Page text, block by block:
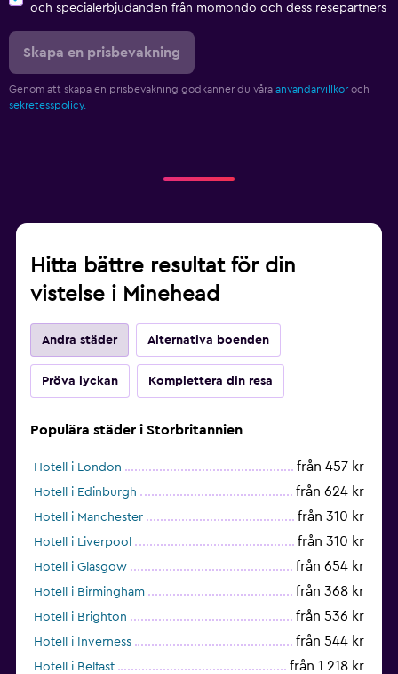
och specialerbjudanden från momondo och dess resepartners
Skapa en prisbevakning
Genom att skapa en prisbevakning godkänner du våra användarvillkor och
sekretesspolicy.
Hitta bättre resultat för din
vistelse i Minehead
Andra städer Alternativa boenden
Pröva lyckan Komplettera din resa
Populära städer i Storbritannien
Hotell i London från 457 kr
Hotell i Edinburgh från 624 kr
Hotell i Manchester från 310 kr
Hotell i Liverpool från 310 kr
Hotell i Glasgow från 654 kr
Hotell i Birmingham från 368 kr
Hotell i Brighton från 536 kr
Hotell i Inverness från 544 kr
Hotell i Belfast från 1 218 kr